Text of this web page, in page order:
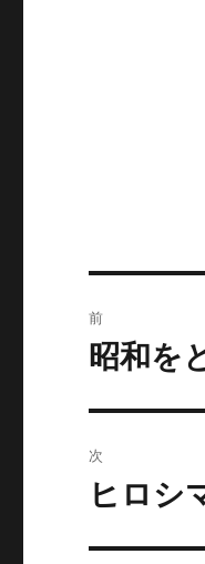
稿
ゲ
前
前
投
稿:
昭和を
次
次
投
ヒロシ